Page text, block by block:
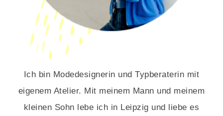
Ich bin Modedesignerin und Typberaterin mit
eigenem Atelier. Mit meinem Mann und meinem
kleinen Sohn lebe ich in Leipzig und liebe es